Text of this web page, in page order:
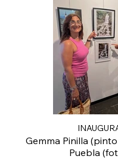
Gemma Pinilla
Puebla